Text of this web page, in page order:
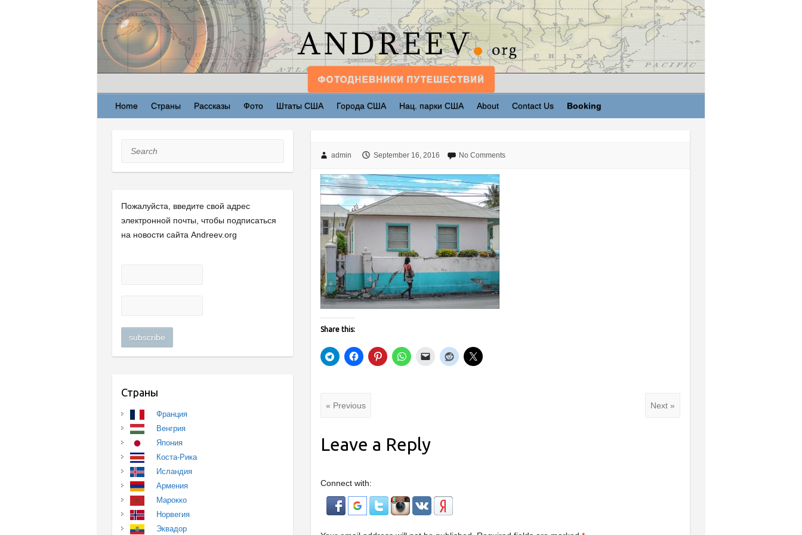
Home Страны Рассказы Фото Штаты США Города США Нац. парки США About Contact Us Booking
admin September 16, 2016 No Comments
Share this:
« Previous Next »
Leave a Reply
Connect with:
Search
Пожалуйста, введите свой ​​адрес
электронной почты, чтобы подписаться
на новости сайта Andreev.org
Страны
Франция
Венгрия
Япония
Коста-Рика
Исландия
Армения
Марокко
Норвегия
Эквадор